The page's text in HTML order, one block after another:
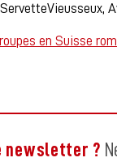
en Suisse
newsletter ?